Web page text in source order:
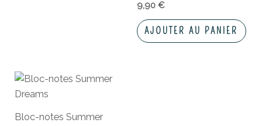
9,90 €
AJOUTER AU PANIER
Bloc-notes Summer